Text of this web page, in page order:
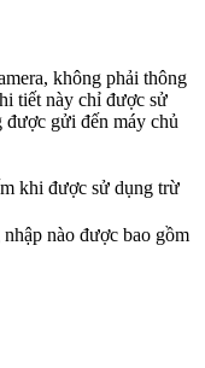
không phải thông
tiết này chỉ được sử
được gửi đến máy chủ
khi được sử dụng trừ
nào được bao gồm